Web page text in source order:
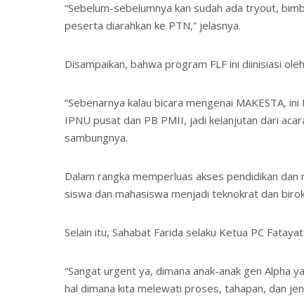
“Sebelum-sebelumnya kan sudah ada tryout,
peserta diarahkan ke PTN,” jelasnya.
Disampaikan, bahwa program FLF ini diinisiasi
“Sebenarnya kalau bicara mengenai MAKESTA,
IPNU pusat dan PB PMII, jadi kelanjutan dari
sambungnya.
Dalam rangka memperluas akses pendidikan
siswa dan mahasiswa menjadi teknokrat dan
Selain itu, Sahabat Farida selaku Ketua PC
“Sangat urgent ya, dimana anak-anak gen Alpha
hal dimana kita melewati proses, tahapan, dan